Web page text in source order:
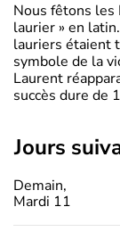
Nous fêtons les
laurier » en
lauriers étaient
symbole de la
Laurent
succès dure de
jours
Demain,
Mardi 11